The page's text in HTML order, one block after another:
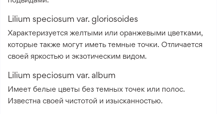
Lilium speciosum var. gloriosoides
Характеризуется желтыми или оранжевыми цветками,
которые также могут иметь темные точки. Отличается
своей яркостью и экзотическим видом.
Lilium speciosum var. album
Имеет белые цветы без темных точек или полос.
Известна своей чистотой и изысканностью.